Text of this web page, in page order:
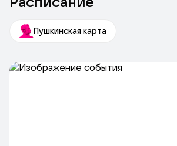
Откройте для себя старинные техники,
пользой.
семейного досуга. Приходите к нам,
новому, вдохновиться и получить
Пушкинская карта